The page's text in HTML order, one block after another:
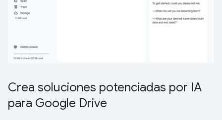
Crea soluciones potenciadas por IA
para Google Drive